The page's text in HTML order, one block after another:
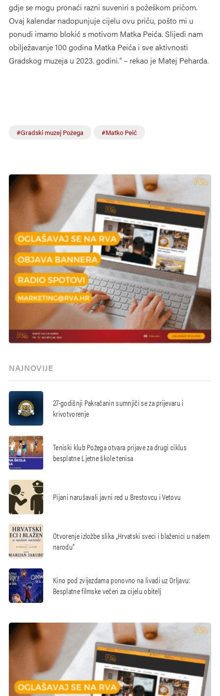
gdje se mogu pronaći razni suveniri s požeškom pričom.
Ovaj kalendar nadopunjuje cijelu ovu priču, pošto mi u
ponudi imamo blokić s motivom Matka Peića. Slijedi nam
obilježavanje 100 godina Matka Peića i sve aktivnosti
Gradskog muzeja u 2023. godini.“ – rekao je Matej Peharda.
#Gradski muzej Požega #Matko Peić
NAJNOVIJE
27-godišnji Pakračanin sumnjiči se za prijevaru i
krivotvorenje
Teniski klub Požega otvara prijave za drugi ciklus
besplatne Ljetne škole tenisa
Pijani narušavali javni red u Brestovcu i Vetovu
Otvorenje izložbe slika „Hrvatski sveci i blaženici u našem
narodu“
Kino pod zvijezdama ponovno na livadi uz Orljavu:
Besplatne filmske večeri za cijelu obitelj